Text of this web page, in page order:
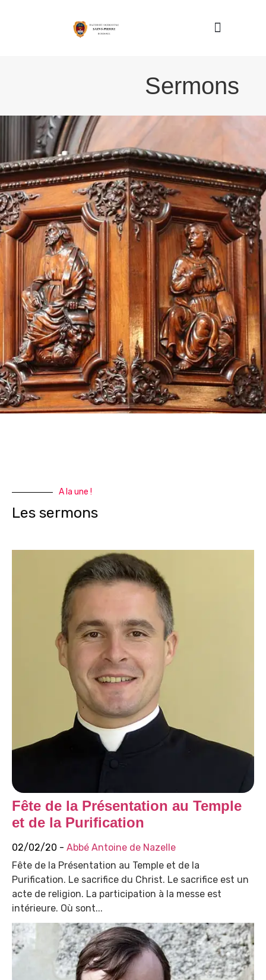
Sermons
A la une !
Les sermons
Fête de la Présentation au Temple
et de la Purification
02/02/20 - Abbé Antoine de Nazelle
Fête de la Présentation au Temple et de la
Purification. Le sacrifice du Christ. Le sacrifice est un
acte de religion. La participation à la messe est
intérieure. Où sont...